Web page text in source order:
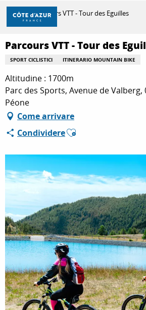
Aller
contenu
principal
SCOPRIRE
PER FARE
SOGGIORNO
Casa Parcours VTT - Tour des Eguilles
Parcours VTT - Tour des
SPORT CICLISTICI ITINERARIO MOUNTAIN BIKE
Altitudine : 1700m
Parc des Sports, Avenue de Valberg,
Péone
Come arrivare
CondividereAjouter aux favoris